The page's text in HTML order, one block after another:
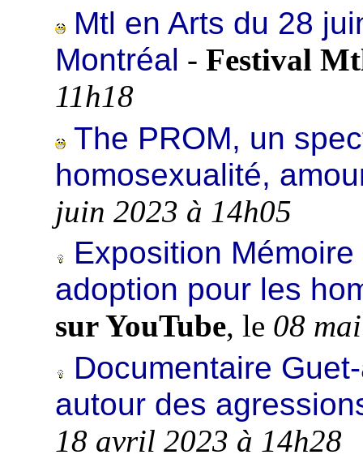
Mtl en Arts du 28
Montréal - Festival
11h18
The PROM, un
homosexualité,
juin 2023 à 14h05
Exposition
adoption pour les
sur YouTube, le 08
Documentaire
autour des
18 avril 2023 à 14h28